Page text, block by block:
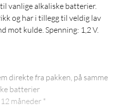
vanlige alkaliske batterier.
og har i tillegg til veldig lav
mot kulde. Spenning: 1,2 V.
direkte fra pakken, på samme
batterier
måneder *